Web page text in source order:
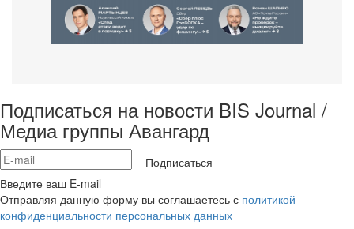
Подписаться на новости BIS Journal /
Медиа группы Авангард
Подписаться
Введите ваш E-mail
Отправляя данную форму вы соглашаетесь с политикой
конфиденциальности персональных данных